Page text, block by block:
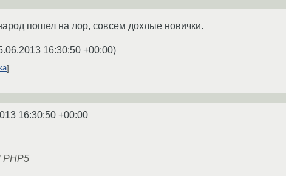
пошел на лор, совсем дохлые новички.
16:30:50 +00:00)
16:30:50 +00:00
PHP5